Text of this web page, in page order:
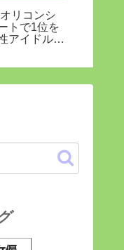
リコンシ
トで1位を
アイドルの